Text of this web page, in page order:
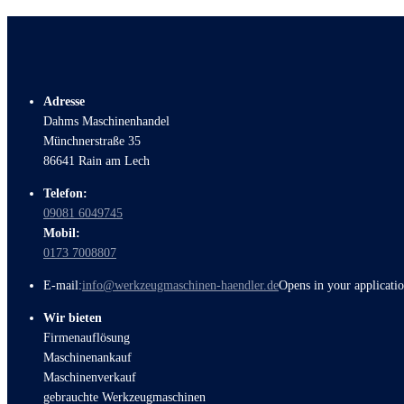
Adresse
Dahms Maschinenhandel
Münchnerstraße 35
86641 Rain am Lech
Telefon:
09081 6049745
Mobil:
0173 7008807
E-mail:info@werkzeugmaschinen-haendler.deOpens in your
Wir bieten
Firmenauflösung
Maschinenankauf
Maschinenverkauf
gebrauchte Werkzeugmaschinen